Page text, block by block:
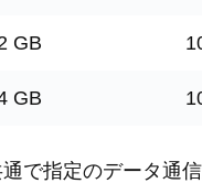
GB
GB
で指定のデータ通